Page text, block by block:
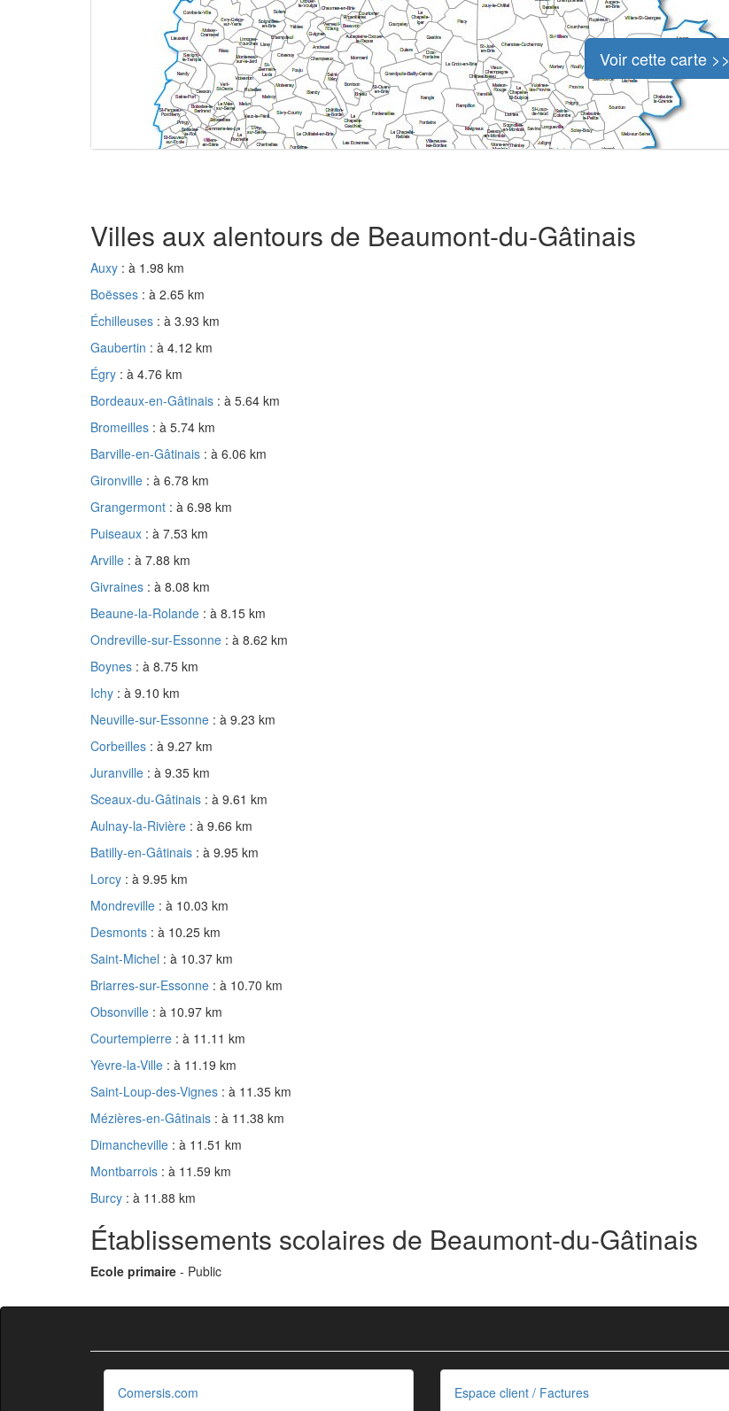
Voir cette carte >>
Villes aux alentours de Beaumont-du-Gâtinais
Auxy : à 1.98 km
Boësses : à 2.65 km
Échilleuses : à 3.93 km
Gaubertin : à 4.12 km
Égry : à 4.76 km
Bordeaux-en-Gâtinais : à 5.64 km
Bromeilles : à 5.74 km
Barville-en-Gâtinais : à 6.06 km
Gironville : à 6.78 km
Grangermont : à 6.98 km
Puiseaux : à 7.53 km
Arville : à 7.88 km
Givraines : à 8.08 km
Beaune-la-Rolande : à 8.15 km
Ondreville-sur-Essonne : à 8.62 km
Boynes : à 8.75 km
Ichy : à 9.10 km
Neuville-sur-Essonne : à 9.23 km
Corbeilles : à 9.27 km
Juranville : à 9.35 km
Sceaux-du-Gâtinais : à 9.61 km
Aulnay-la-Rivière : à 9.66 km
Batilly-en-Gâtinais : à 9.95 km
Lorcy : à 9.95 km
Mondreville : à 10.03 km
Desmonts : à 10.25 km
Saint-Michel : à 10.37 km
Briarres-sur-Essonne : à 10.70 km
Obsonville : à 10.97 km
Courtempierre : à 11.11 km
Yèvre-la-Ville : à 11.19 km
Saint-Loup-des-Vignes : à 11.35 km
Mézières-en-Gâtinais : à 11.38 km
Dimancheville : à 11.51 km
Montbarrois : à 11.59 km
Burcy : à 11.88 km
Établissements scolaires de Beaumont-du-Gâtinais
Ecole primaire - Public
Comersis.com
Espace client / Factures